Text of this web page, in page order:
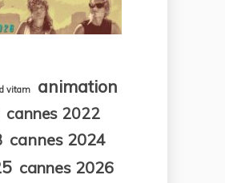
vitam animation
cannes 2022
cannes 2024
cannes 2026